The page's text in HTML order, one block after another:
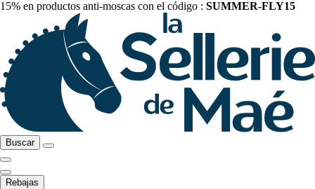
15% en productos anti-moscas con el código : SUMMER-FLY15
Buscar
Rebajas